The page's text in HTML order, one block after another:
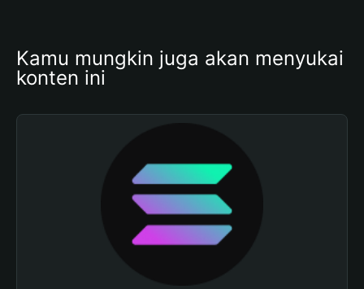
Kamu mungkin juga akan menyukai
konten ini